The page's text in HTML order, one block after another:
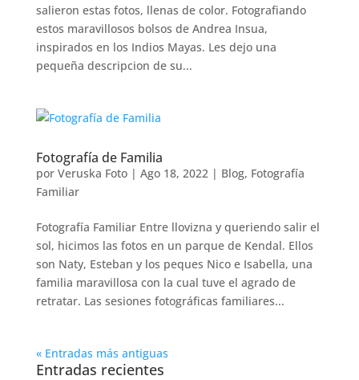
salieron estas fotos, llenas de color. Fotografiando
estos maravillosos bolsos de Andrea Insua,
inspirados en los Indios Mayas. Les dejo una
pequeña descripcion de su...
Fotografía de Familia
por Veruska Foto| Ago 18, 2022| Blog, Fotografía
Familiar
Fotografía Familiar Entre llovizna y queriendo salir el
sol, hicimos las fotos en un parque de Kendal. Ellos
son Naty, Esteban y los peques Nico e Isabella, una
familia maravillosa con la cual tuve el agrado de
retratar. Las sesiones fotográficas familiares...
« Entradas más antiguas
Entradas recientes